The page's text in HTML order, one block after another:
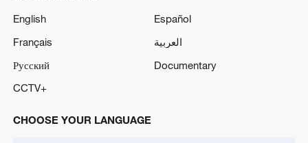
English
Español
Français
العربية
Русский
Documentary
CCTV+
CHOOSE YOUR LANGUAGE